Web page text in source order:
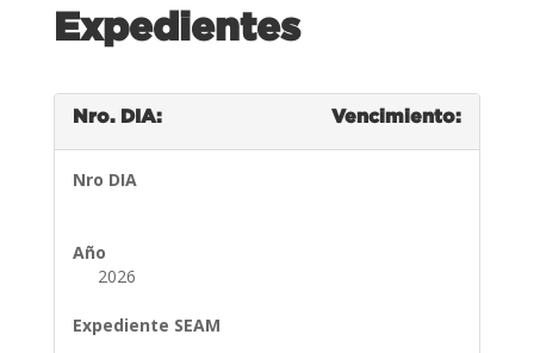
Expedientes
Nro. DIA: Vencimiento:
Nro DIA
Año
2026
Expediente SEAM